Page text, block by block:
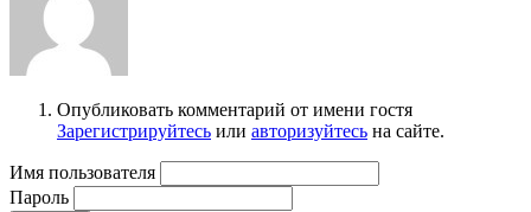
Опубликовать комментарий от имени гостя
Зарегистрируйтесь или авторизуйтесь на сайте.
Имя пользователя
Пароль